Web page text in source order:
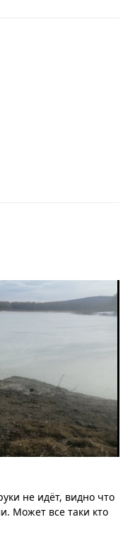
не идёт, видно что
Может все таки кто